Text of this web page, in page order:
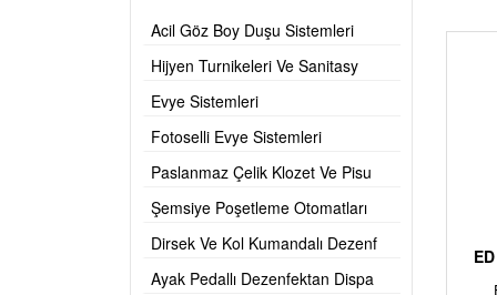
Acil Göz Boy Duşu Sistemleri
Hijyen Turnikeleri Ve Sanitasy
Evye Sistemleri
Fotoselli Evye Sistemleri
Paslanmaz Çelik Klozet Ve Pisu
Şemsiye Poşetleme Otomatları
Dirsek Ve Kol Kumandalı Dezenf
Ayak Pedallı Dezenfektan Dispa